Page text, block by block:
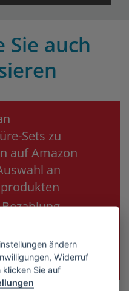
Sie auch
Sets zu
auf Amazon
an
jetzt auf Amazon
ändern
Widerruf
Sie auf